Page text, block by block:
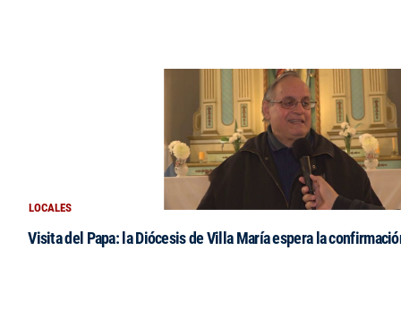
LOCALES
Visita del Papa: la Diócesis de Villa María espera la